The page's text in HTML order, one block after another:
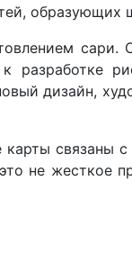
сари.
дизайн,
связаны
не жесткое